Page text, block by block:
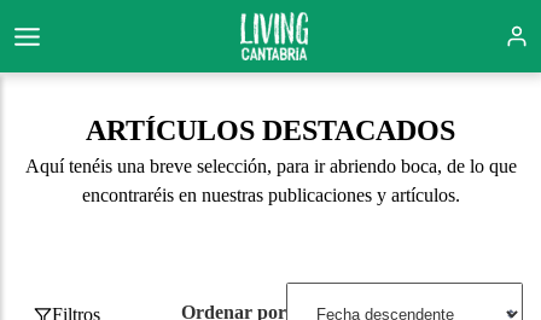
ARTÍCULOS DESTACADOS
Aquí tenéis una breve selección, para ir abriendo boca, de lo que
encontraréis en nuestras publicaciones y artículos.
Ordenar por
Filtros